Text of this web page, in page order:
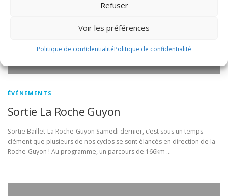
Refuser
Voir les préférences
Politique de confidentialitéPolitique de confidentialité
ÉVÉNEMENTS
Sortie La Roche Guyon
Sortie Baillet-La Roche-Guyon Samedi dernier, c’est sous un temps
clément que plusieurs de nos cyclos se sont élancés en direction de la
Roche-Guyon ! Au programme, un parcours de 166km …